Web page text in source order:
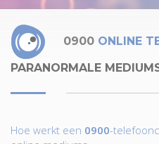
0900 ONLINE
PARANORMALE
Hoe werkt een 0900-